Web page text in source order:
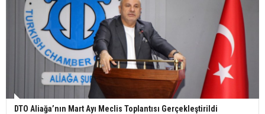
DTO Aliağa’nın Mart Ayı Meclis Toplantısı Gerçekleştirildi